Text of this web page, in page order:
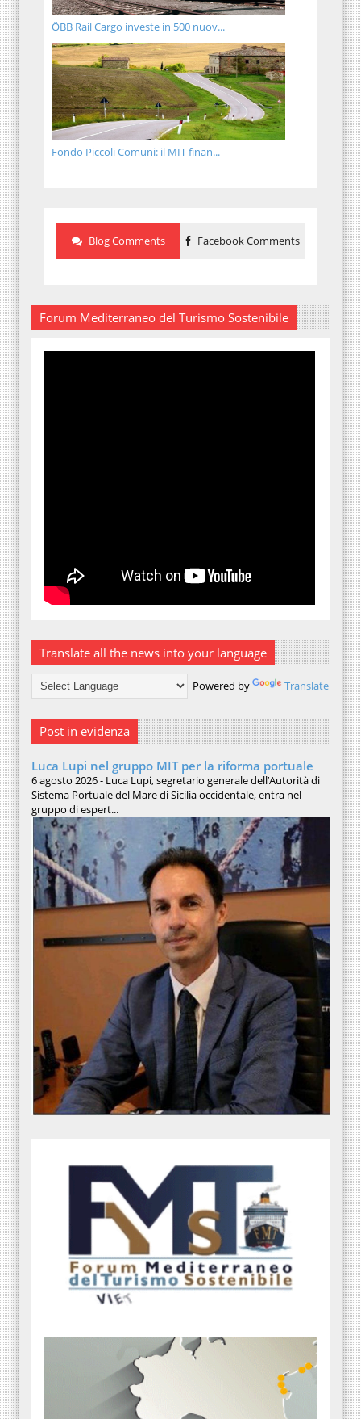
ÖBB Rail Cargo investe in 500 nuov...
Fondo Piccoli Comuni: il MIT finan...
Blog Comments Facebook Comments
Forum Mediterraneo del Turismo Sostenibile
Translate all the news into your language
Powered by Translate
Post in evidenza
Luca Lupi nel gruppo MIT per la riforma portuale
6 agosto 2026 - Luca Lupi, segretario generale dell’Autorità di
Sistema Portuale del Mare di Sicilia occidentale, entra nel
gruppo di espert...